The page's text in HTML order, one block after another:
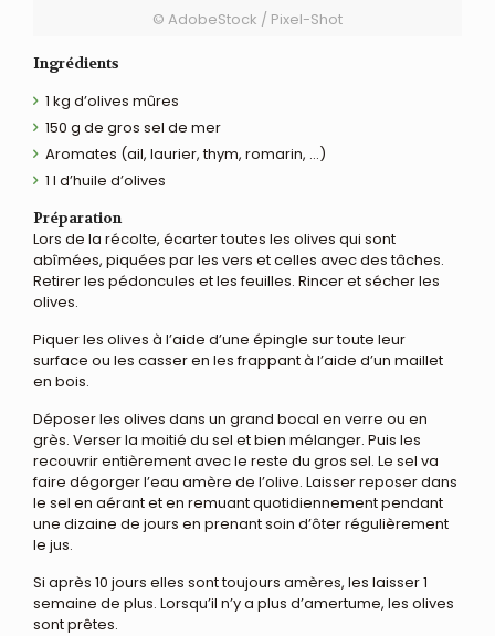
© AdobeStock / Pixel-Shot
Ingrédients
1 kg d’olives mûres
150 g de gros sel de mer
Aromates (ail, laurier, thym, romarin, …)
1 l d’huile d’olives
Préparation
Lors de la récolte, écarter toutes les olives qui sont
abîmées, piquées par les vers et celles avec des tâches.
Retirer les pédoncules et les feuilles. Rincer et sécher les
olives.
Piquer les olives à l’aide d’une épingle sur toute leur
surface ou les casser en les frappant à l’aide d’un maillet
en bois.
Déposer les olives dans un grand bocal en verre ou en
grès. Verser la moitié du sel et bien mélanger. Puis les
recouvrir entièrement avec le reste du gros sel. Le sel va
faire dégorger l’eau amère de l’olive. Laisser reposer dans
le sel en aérant et en remuant quotidiennement pendant
une dizaine de jours en prenant soin d’ôter régulièrement
le jus.
Si après 10 jours elles sont toujours amères, les laisser 1
semaine de plus. Lorsqu’il n’y a plus d’amertume, les olives
sont prêtes.